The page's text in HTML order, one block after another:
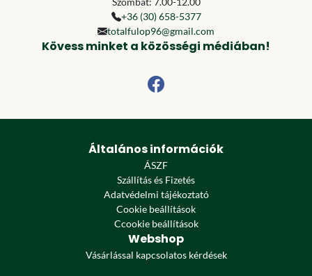
+36 (30) 658-5377
totalfulop96@gmail.com
Kövess minket a közösségi médiában!
Általános információk
ÁSZF
Szállítás és Fizetés
Adatvédelmi tájékoztató
Cookie beállítások
Ccookie beállítások
Webshop
Vásárlással kapcsolatos kérdések